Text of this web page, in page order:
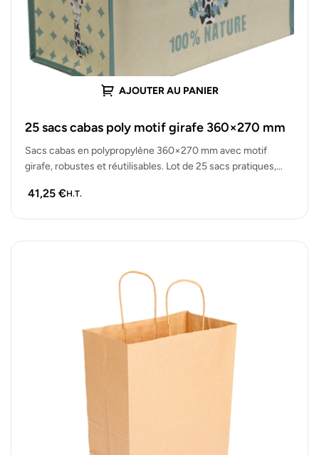
AJOUTER AU PANIER
25 sacs cabas poly motif girafe 360×270 mm
Sacs cabas en polypropylène 360×270 mm avec motif
girafe, robustes et réutilisables. Lot de 25 sacs pratiques,
41,25 €H.T.